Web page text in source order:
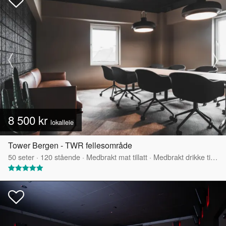
8 500 kr lokalleie
Tower Bergen - TWR fellesområde
50seter · 120stående · Medbrakt mat tillatt · Medbrakt drikke tillatt